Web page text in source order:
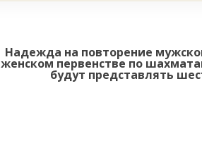
Надежда на повторение
женском первенстве по
будут представлять